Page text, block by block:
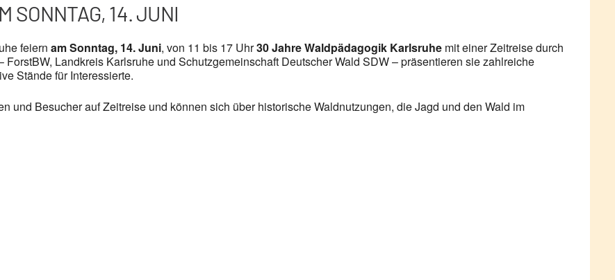
SONNTAG, 14. JUNI
feiern am Sonntag, 14. Juni, von 11 bis 17 Uhr30 Jahre Waldpädagogik Karlsruhe mit einer Zeitreise durch
Landkreis Karlsruhe und Schutzgemeinschaft Deutscher Wald SDW – präsentieren sie zahlreiche
Stände für Interessierte.
und Besucher auf Zeitreise und können sich über historische Waldnutzungen, die Jagd und den Wald im